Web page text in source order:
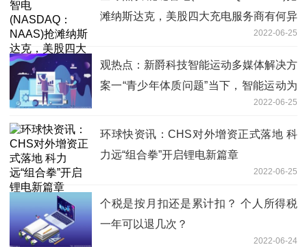
滩纳斯达克，美股四大充电服务商有何异
2022-06-25
观热点：新爵科技智能运动多媒体解决方
案一“青少年体质问题”当下，智能运动为
2022-06-25
环球快资讯：CHS对外增资正式落地 科
力远“组合拳”开启锂电新篇章
2022-06-25
个税是按月扣还是累计扣？ 个人所得税
一年可以退几次？
2022-06-24